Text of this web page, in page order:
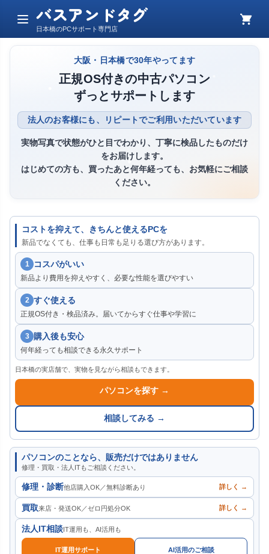
メ
ュ
バスアンドタグ
日本橋のPCサポート専門店
カ
ト
大阪・日本橋で30年やってます
正規OS付きの中古パソコン
ずっとサポートします
法人のお客様にも、リピートでご利用いただいています
実物写真で状態がひと目でわかり、丁寧に検品したものだけ
をお届けします。
はじめての方も、買ったあと何年経っても、お気軽にご相談
ください。
コストを抑えて、きちんと使えるPCを
新品でなくても、仕事も日常も足りる選び方があります。
1 コスパがいい
新品より費用を抑えやすく、必要な性能を選びやすい
2 すぐ使える
正規OS付き・検品済み。届いてからすぐ仕事や学習に
3 購入後も安心
何年経っても相談できる永久サポート
日本橋の実店舗で、実物を見ながら相談もできます。
パソコンを探す →
相談してみる →
パソコンのことなら、販売だけではありません
修理・買取・法人ITもご相談ください。
修理・診断他店購入OK／無料診断あり 詳しく →
買取来店・発送OK／ゼロ円処分OK 詳しく →
法人IT相談IT運用も、AI活用も
IT運用サポート AI活用のご相談